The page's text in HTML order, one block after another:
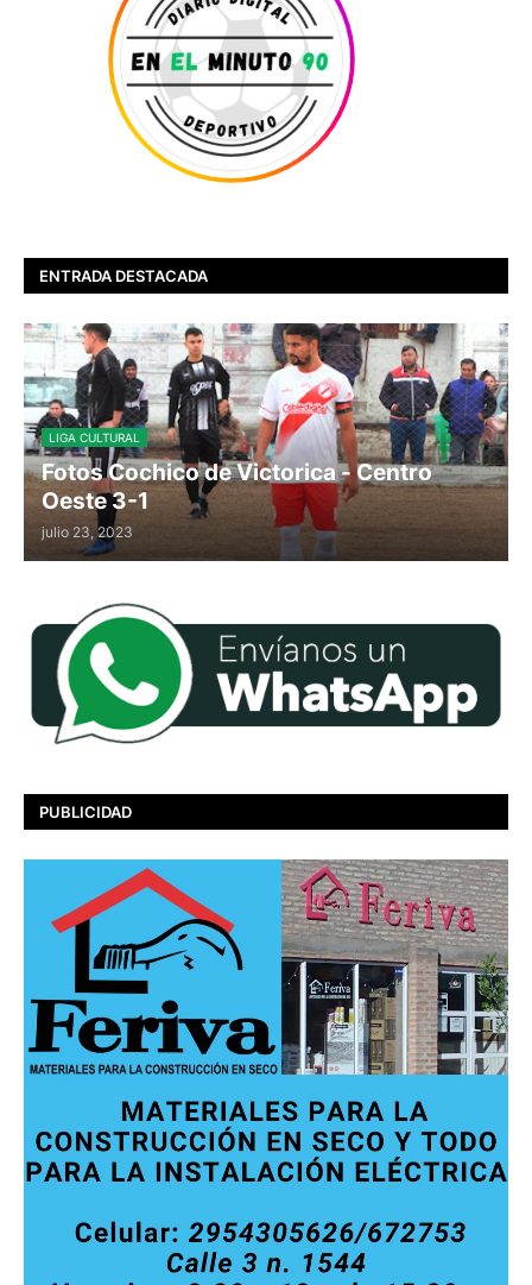
ENTRADA DESTACADA
LIGA CULTURAL
Fotos Cochico de Victorica - Centro
Oeste 3-1
julio 23, 2023
PUBLICIDAD